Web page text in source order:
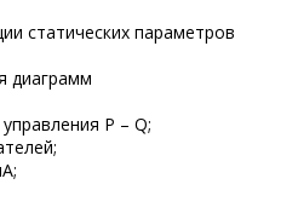
статических параметров
диаграмм
P – Q;